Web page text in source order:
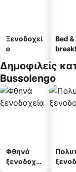
Ξενοδοχεί
ο
Bed &
Δημοφιλείς
Bussolengo
Φθηνά
ξενοδοχεί